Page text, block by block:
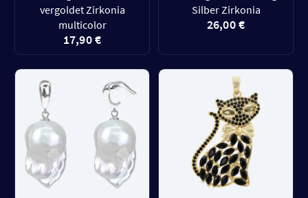
vergoldet Zirkonia
multicolor
17,90 €
Silber Zirkonia
26,00 €